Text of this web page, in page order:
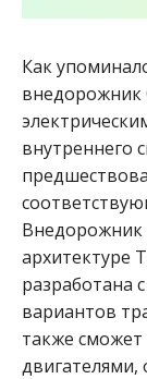
Как
внедорожник
внутреннего
Внедорожник
архитектуре
разработана
вариантов
также сможет